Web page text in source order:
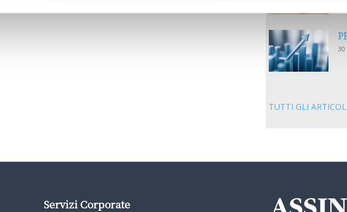
30
TUTTI GLI
Servizi Corporate